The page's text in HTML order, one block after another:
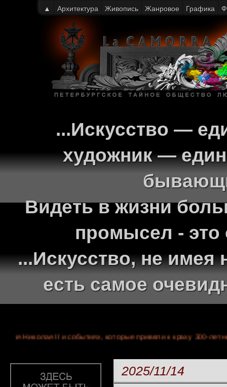
...Искусство —
художник —
Видеть в жизни
промысел - это
...Искусство, не
есть самое
Николая II и событиях, которые привели к краху
2025/11/14
▲ Архитектура Живопись Жанровое Графика